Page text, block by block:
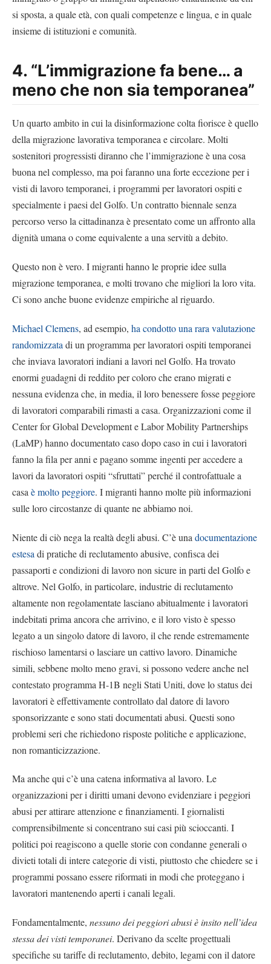
si sposta, a quale età, con quali competenze e lingua, e in quale
insieme di istituzioni e comunità.
4. “L’immigrazione fa bene… a
meno che non sia temporanea”
Un quarto ambito in cui la disinformazione colta fiorisce è quello
della migrazione lavorativa temporanea e circolare. Molti
sostenitori progressisti diranno che l’immigrazione è una cosa
buona nel complesso, ma poi faranno una forte eccezione per i
visti di lavoro temporanei, i programmi per lavoratori ospiti e
specialmente i paesi del Golfo. Un contratto biennale senza
percorso verso la cittadinanza è presentato come un affronto alla
dignità umana o come equivalente a una servitù a debito.
Questo non è vero. I migranti hanno le proprie idee sulla
migrazione temporanea, e molti trovano che migliori la loro vita.
Ci sono anche buone evidenze empiriche al riguardo.
Michael Clemens, ad esempio, ha condotto una rara valutazione
randomizzata di un programma per lavoratori ospiti temporanei
che inviava lavoratori indiani a lavori nel Golfo. Ha trovato
enormi guadagni di reddito per coloro che erano migrati e
nessuna evidenza che, in media, il loro benessere fosse peggiore
di lavoratori comparabili rimasti a casa. Organizzazioni come il
Center for Global Development e Labor Mobility Partnerships
(LaMP) hanno documentato caso dopo caso in cui i lavoratori
fanno la fila per anni e pagano somme ingenti per accedere a
lavori da lavoratori ospiti “sfruttati” perché il controfattuale a
casa è molto peggiore. I migranti hanno molte più informazioni
sulle loro circostanze di quante ne abbiamo noi.
Niente di ciò nega la realtà degli abusi. C’è una documentazione
estesa di pratiche di reclutamento abusive, confisca dei
passaporti e condizioni di lavoro non sicure in parti del Golfo e
altrove. Nel Golfo, in particolare, industrie di reclutamento
altamente non regolamentate lasciano abitualmente i lavoratori
indebitati prima ancora che arrivino, e il loro visto è spesso
legato a un singolo datore di lavoro, il che rende estremamente
rischioso lamentarsi o lasciare un cattivo lavoro. Dinamiche
simili, sebbene molto meno gravi, si possono vedere anche nel
contestato programma H-1B negli Stati Uniti, dove lo status dei
lavoratori è effettivamente controllato dal datore di lavoro
sponsorizzante e sono stati documentati abusi. Questi sono
problemi seri che richiedono risposte politiche e applicazione,
non romanticizzazione.
Ma anche qui c’è una catena informativa al lavoro. Le
organizzazioni per i diritti umani devono evidenziare i peggiori
abusi per attirare attenzione e finanziamenti. I giornalisti
comprensibilmente si concentrano sui casi più scioccanti. I
politici poi reagiscono a quelle storie con condanne generali o
divieti totali di intere categorie di visti, piuttosto che chiedere se i
programmi possano essere riformati in modi che proteggano i
lavoratori mantenendo aperti i canali legali.
Fondamentalmente, nessuno dei peggiori abusi è insito nell’idea
stessa dei visti temporanei. Derivano da scelte progettuali
specifiche su tariffe di reclutamento, debito, legami con il datore